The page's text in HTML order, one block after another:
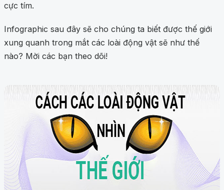
cực tím.
Infographic sau đây sẽ cho chúng ta biết được thế giới
xung quanh trong mắt các loài động vật sẽ như thế
nào? Mời các bạn theo dõi!